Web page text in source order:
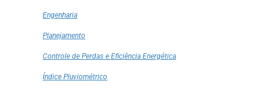
Engenharia
Planejamento
Controle de Perdas e Eficiência Energética
Índice Pluviométrico